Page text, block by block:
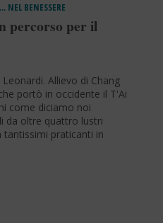
NEL BENESSERE
percorso per il
Allievo di Chang
portò in occidente il T'Ai
come diciamo noi
da oltre quattro lustri
tantissimi praticanti in